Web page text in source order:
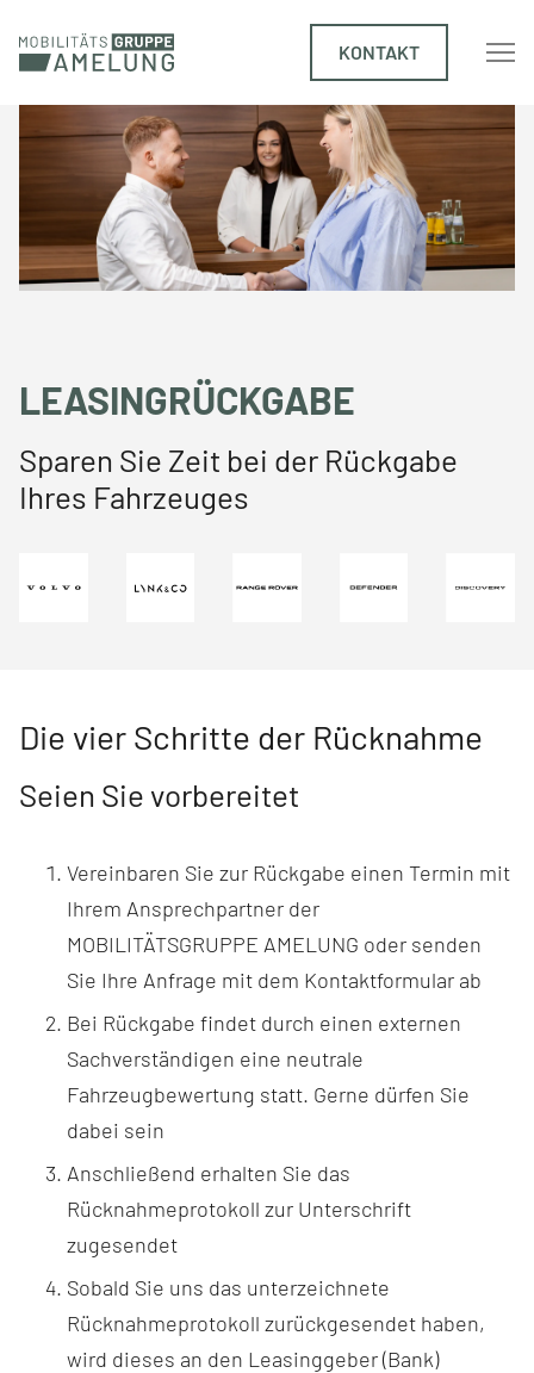
KONTAKT
LEASINGRÜCKGABE
Sparen Sie Zeit bei der Rückgabe
Ihres Fahrzeuges
Die vier Schritte der Rücknahme
Seien Sie vorbereitet
Vereinbaren Sie zur Rückgabe einen Termin mit
Ihrem Ansprechpartner der
MOBILITÄTSGRUPPE AMELUNG oder senden
Sie Ihre Anfrage mit dem Kontaktformular ab
Bei Rückgabe findet durch einen externen
Sachverständigen eine neutrale
Fahrzeugbewertung statt. Gerne dürfen Sie
dabei sein
Anschließend erhalten Sie das
Rücknahmeprotokoll zur Unterschrift
zugesendet
Sobald Sie uns das unterzeichnete
Rücknahmeprotokoll zurückgesendet haben,
wird dieses an den Leasinggeber (Bank)